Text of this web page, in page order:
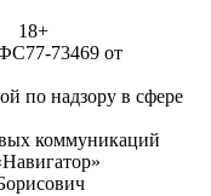
18+
73469 от
по надзору в сфере
коммуникаций